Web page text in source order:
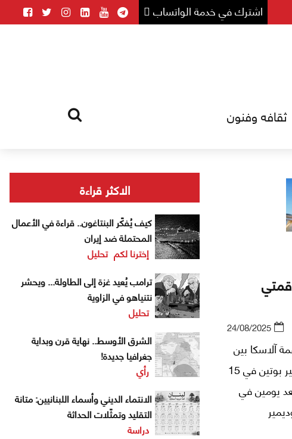
اشترك في خدمة الواتساب
ثقافه وفنون
قمتي
24/08/2025
آلاسكا بين
الرئيسين الأميركي دونالد ترامب والروسي فلاديمير بوتين في 15
يومين في
الاكثر قراءة
كيف يُفكّر البنتاغون.. قراءة في الأعمال
المحتملة ضد إيران
إخترنا لكم تحليل
ترامب يُعيد غزة إلى الطاولة... ويحشر
نتنياهو في الزاوية
تحليل
الشرق الأوسط.. نهاية قرن وبداية
جغرافيا جديدة!
رأي
الانتماء الديني وأسماء اللبنانيين: متانة
التقليد وتمثّلات الحداثة
دراسة